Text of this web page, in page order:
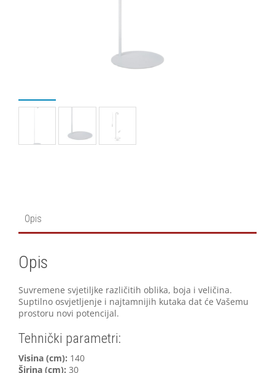
Opis
Opis
Suvremene svjetiljke različitih oblika, boja i veličina.
Suptilno osvjetljenje i najtamnijih kutaka dat će Vašemu
prostoru novi potencijal.
Tehnički parametri:
Visina (cm): 140
Širina (cm): 30